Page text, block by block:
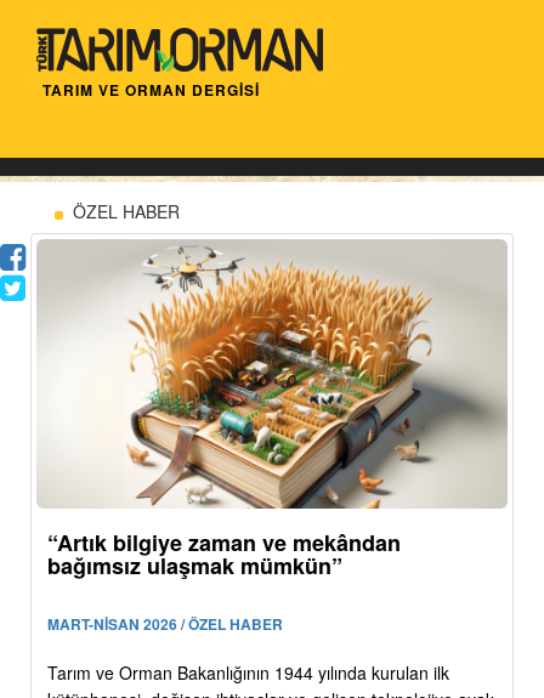
TARIM VE ORMAN DERGİSİ
ÖZEL HABER
“Artık bilgiye zaman ve mekândan
bağımsız ulaşmak mümkün”
MART-NİSAN 2026 / ÖZEL HABER
Tarım ve Orman Bakanlığının 1944 yılında kurulan ilk